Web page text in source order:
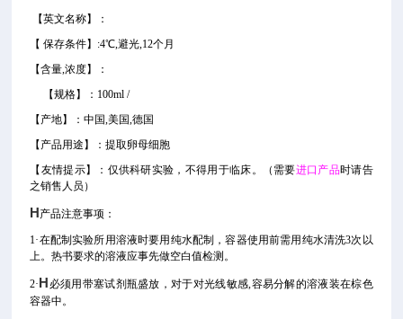
【英文名称】
：
【 保存条件】 :4℃,避光,12个月
【含量,浓度】：
【规格】 ：100ml /
【产地】：中国,美国,德国
【产品用途】
：提取卵母细胞
【 友情提示】：仅供科研实验，不得用于临床。 （需要进口产品时请告
之销售人员）
H产品注意事项：
1·在配制实验所用溶液时要用纯水配制，容器使用前需用纯水清洗3次以
上。热书要求的溶液应事先做空白值检测。
2·H 必须用带塞试剂瓶盛放，对于对光线敏感,容易分解的溶液装在棕色
容器中。